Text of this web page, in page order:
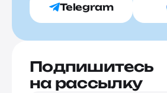
Telegram
Подпишитесь
на рассылку